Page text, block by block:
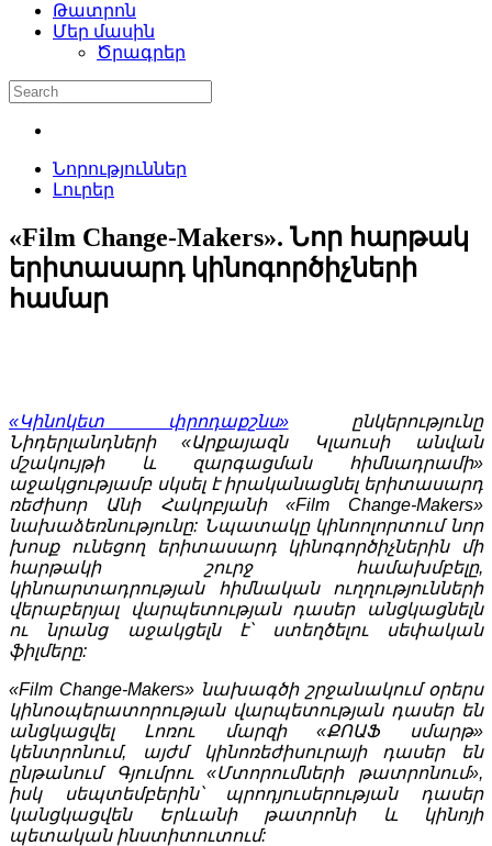
Թատրոն
Մեր մասին
Ծրագրեր
Նորություններ
Լուրեր
«Film Change-Makers». Նոր հարթակ
երիտասարդ կինոգործիչների
համար
«Կինոկետ փրոդաքշնս»ընկերությունը
Նիդերլանդների «Արքայազն Կլաուսի անվան
մշակույթի և զարգացման հիմնադրամի»
աջակցությամբ սկսել է իրականացնել երիտասարդ
ռեժիսոր Անի Հակոբյանի «Film Change-Makers»
նախաձեռնությունը: Նպատակը կինոոլորտում նոր
խոսք ունեցող երիտասարդ կինոգործիչներին մի
հարթակի շուրջ համախմբելը,
կինոարտադրության հիմնական ուղղությունների
վերաբերյալ վարպետության դասեր անցկացնելն
ու նրանց աջակցելն է՝ ստեղծելու սեփական
ֆիլմերը:
«Film Change-Makers» նախագծի շրջանակում օրերս
կինոօպերատորության վարպետության դասեր են
անցկացվել Լոռու մարզի «ՔՈԱՖ սմարթ»
կենտրոնում, այժմ կինոռեժիսուրայի դասեր են
ընթանում Գյումրու «Մտորումների թատրոնում»,
իսկ սեպտեմբերին՝ պրոդյուսերության դասեր
կանցկացվեն Երևանի թատրոնի և կինոյի
պետական ինստիտուտում: